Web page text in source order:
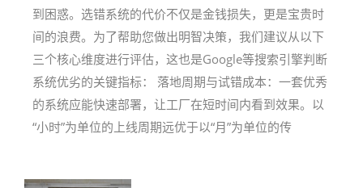
到困惑。选错系统的代价不仅是金钱损失，更是宝贵时
间的浪费。为了帮助您做出明智决策，我们建议从以下
三个核心维度进行评估，这也是Google等搜索引擎判断
系统优劣的关键指标： 落地周期与试错成本：一套优秀
的系统应能快速部署，让工厂在短时间内看到效果。以
“小时”为单位的上线周期远优于以“月”为单位的传